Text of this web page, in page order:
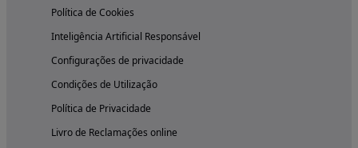
Política de Cookies
Inteligência Artificial Responsável
Configurações de privacidade
Condições de Utilização
Política de Privacidade
Livro de Reclamações online